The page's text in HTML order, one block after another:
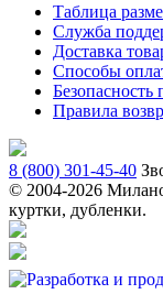
Таблица
Служба
Доставка
Способы
Безопасность
Правила
8 (800) 301-45-40
© 2004-2026
куртки, дубленки.